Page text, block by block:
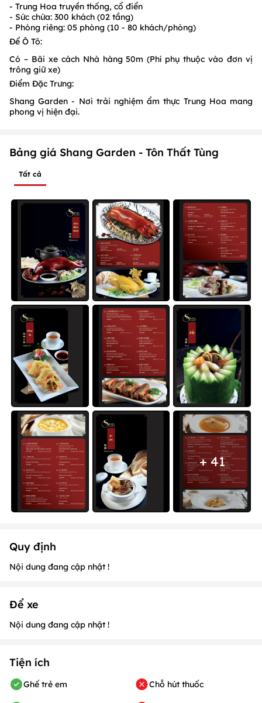
- Trung Hoa truyền thống, cổ điển
- Sức chứa: 300 khách (02 tầng)
- Phòng riêng: 05 phòng (10 - 80 khách/phòng)
Để Ô Tô:
Có – Bãi xe cách Nhà hàng 50m (Phí phụ thuộc vào đơn vị
trông giữ xe)
Điểm Đặc Trưng:
Shang Garden - Nơi trải nghiệm ẩm thực Trung Hoa mang
phong vị hiện đại.
Bảng giá Shang Garden - Tôn Thất Tùng
Tất cả
+ 41
Quy định
Nội dung đang cập nhật !
Để xe
Nội dung đang cập nhật !
Tiện ích
Ghế trẻ em Chỗ hút thuốc